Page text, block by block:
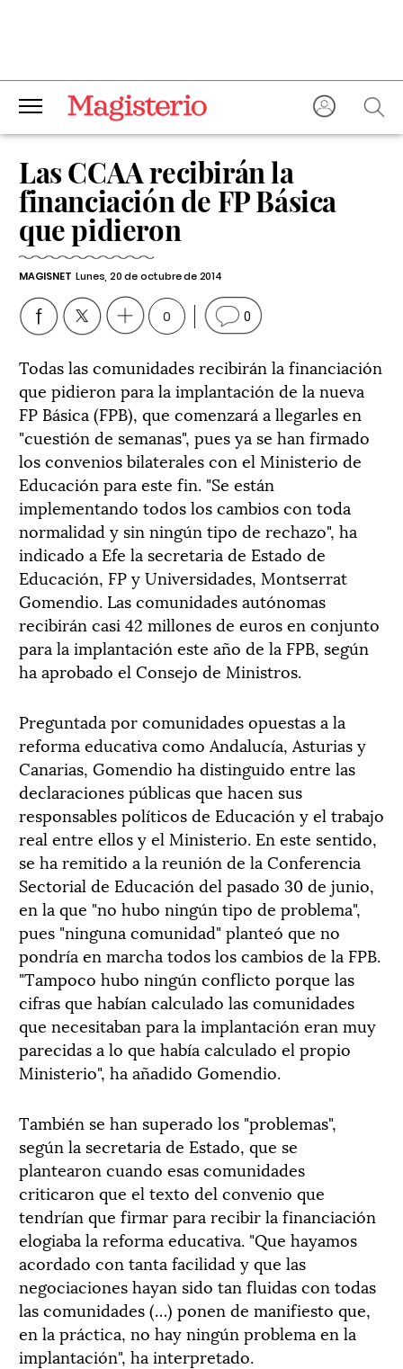
Las CCAA recibirán la
financiación de FP Básica
que pidieron
MAGISNET Lunes, 20 de octubre de 2014
0 0
Todas las comunidades recibirán la financiación
que pidieron para la implantación de la nueva
FP Básica (FPB), que comenzará a llegarles en
"cuestión de semanas", pues ya se han firmado
los convenios bilaterales con el Ministerio de
Educación para este fin. "Se están
implementando todos los cambios con toda
normalidad y sin ningún tipo de rechazo", ha
indicado a Efe la secretaria de Estado de
Educación, FP y Universidades, Montserrat
Gomendio. Las comunidades autónomas
recibirán casi 42 millones de euros en conjunto
para la implantación este año de la FPB, según
ha aprobado el Consejo de Ministros.
Preguntada por comunidades opuestas a la
reforma educativa como Andalucía, Asturias y
Canarias, Gomendio ha distinguido entre las
declaraciones públicas que hacen sus
responsables políticos de Educación y el trabajo
real entre ellos y el Ministerio. En este sentido,
se ha remitido a la reunión de la Conferencia
Sectorial de Educación del pasado 30 de junio,
en la que "no hubo ningún tipo de problema",
pues "ninguna comunidad" planteó que no
pondría en marcha todos los cambios de la FPB.
"Tampoco hubo ningún conflicto porque las
cifras que habían calculado las comunidades
que necesitaban para la implantación eran muy
parecidas a lo que había calculado el propio
Ministerio", ha añadido Gomendio.
También se han superado los "problemas",
según la secretaria de Estado, que se
plantearon cuando esas comunidades
criticaron que el texto del convenio que
tendrían que firmar para recibir la financiación
elogiaba la reforma educativa. "Que hayamos
acordado con tanta facilidad y que las
negociaciones hayan sido tan fluidas con todas
las comunidades (…) ponen de manifiesto que,
en la práctica, no hay ningún problema en la
implantación", ha interpretado.